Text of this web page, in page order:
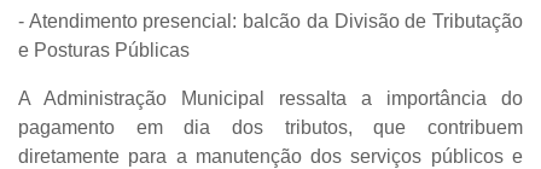
- Atendimento presencial: balcão da Divisão de Tributação
e Posturas Públicas
A Administração Municipal ressalta a importância do
pagamento em dia dos tributos, que contribuem
diretamente para a manutenção dos serviços públicos e